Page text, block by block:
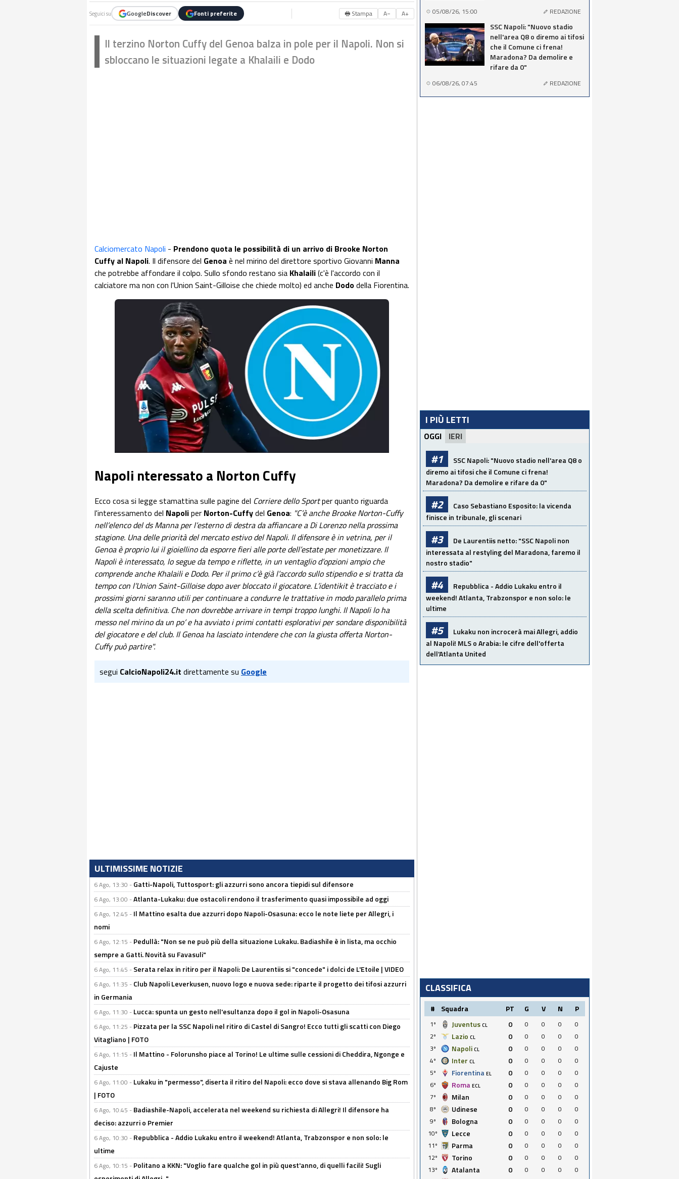
Seguici su GoogleDiscover Fonti preferite 🖶 Stampa A− A+
Il terzino Norton Cuffy del Genoa balza in pole per il Napoli. Non si
sbloccano le situazioni legate a Khalaili e Dodo
Calciomercato Napoli - Prendono quota le possibilità di un arrivo di Brooke Norton
Cuffy al Napoli. Il difensore del Genoa è nel mirino del direttore sportivo Giovanni Manna
che potrebbe affondare il colpo. Sullo sfondo restano sia Khalaili(c'è l'accordo con il
calciatore ma non con l'Union Saint-Gilloise che chiede molto) ed anche Dododella Fiorentina.
Napoli nteressato a Norton Cuffy
Ecco cosa si legge stamattina sulle pagine del Corriere dello Sportper quanto riguarda
l'interessamento del Napoliper Norton-Cuffydel Genoa: "C’è anche Brooke Norton-Cuffy
nell’elenco del ds Manna per l’esterno di destra da affiancare a Di Lorenzo nella prossima
stagione. Una delle priorità del mercato estivo del Napoli. Il difensore è in vetrina, per il
Genoa è proprio lui il gioiellino da esporre fieri alle porte dell’estate per monetizzare. Il
Napoli è interessato, lo segue da tempo e riflette, in un ventaglio d’opzioni ampio che
comprende anche Khalaili e Dodo. Per il primo c’è già l’accordo sullo stipendio e si tratta da
tempo con l’Union Saint-Gilloise dopo aver bloccato il giocatore. L’identikit è tracciato e i
prossimi giorni saranno utili per continuare a condurre le trattative in modo parallelo prima
della scelta definitiva. Che non dovrebbe arrivare in tempi troppo lunghi. Il Napoli lo ha
messo nel mirino da un po’ e ha avviato i primi contatti esplorativi per sondare disponibilità
del giocatore e del club. Il Genoa ha lasciato intendere che con la giusta offerta Norton-
Cuffy può partire".
segui CalcioNapoli24.it direttamente su Google
ULTIMISSIME NOTIZIE
6 Ago, 13:30 - Gatti-Napoli, Tuttosport: gli azzurri sono ancora tiepidi sul difensore
6 Ago, 13:00 -Atlanta-Lukaku: due ostacoli rendono il trasferimento quasi impossibile ad oggi
6 Ago, 12:45 - Il Mattino esalta due azzurri dopo Napoli-Osasuna: ecco le note liete per Allegri, i
nomi
6 Ago, 12:15 - Pedullà: "Non se ne può più della situazione Lukaku. Badiashile è in lista, ma occhio
sempre a Gatti. Novità su Favasuli"
6 Ago, 11:45 - Serata relax in ritiro per il Napoli: De Laurentiis si "concede" i dolci de L'Etoile | VIDEO
6 Ago, 11:35 - Club Napoli Leverkusen, nuovo logo e nuova sede: riparte il progetto dei tifosi azzurri
in Germania
6 Ago, 11:30 - Lucca: spunta un gesto nell'esultanza dopo il gol in Napoli-Osasuna
6 Ago, 11:25 - Pizzata per la SSC Napoli nel ritiro di Castel di Sangro! Ecco tutti gli scatti con Diego
Vitagliano | FOTO
6 Ago, 11:15 - Il Mattino - Folorunsho piace al Torino! Le ultime sulle cessioni di Cheddira, Ngonge e
Cajuste
6 Ago, 11:00 - Lukaku in "permesso", diserta il ritiro del Napoli: ecco dove si stava allenando Big Rom
| FOTO
6 Ago, 10:45 - Badiashile-Napoli, accelerata nel weekend su richiesta di Allegri! Il difensore ha
deciso: azzurri o Premier
6 Ago, 10:30 - Repubblica - Addio Lukaku entro il weekend! Atlanta, Trabzonspor e non solo: le
ultime
6 Ago, 10:15 - Politano a KKN: "Voglio fare qualche gol in più quest'anno, di quelli facili! Sugli
05/08/26, 15:00 REDAZIONE
SSC Napoli: "Nuovo stadio
nell'area Q8 o diremo ai tifosi
che il Comune ci frena!
Maradona? Da demolire e
rifare da 0"
06/08/26, 07:45 REDAZIONE
I PIÙ LETTI
OGGI IERI
#1
SSC Napoli: "Nuovo stadio nell'area Q8 o
diremo ai tifosi che il Comune ci frena!
Maradona? Da demolire e rifare da 0"
#2
Caso Sebastiano Esposito: la vicenda
finisce in tribunale, gli scenari
#3
De Laurentiis netto: "SSC Napoli non
interessata al restyling del Maradona, faremo il
nostro stadio"
#4
Repubblica - Addio Lukaku entro il
weekend! Atlanta, Trabzonspor e non solo: le
ultime
#5
Lukaku non incrocerà mai Allegri, addio
al Napoli! MLS o Arabia: le cifre dell'offerta
dell'Atlanta United
CLASSIFICA
# Squadra PT G V N P
1º Juventus CL 0 0 0 0
0
2º
Lazio CL 0 0 0 0
0
3º
Napoli CL 0 0 0 0
0
4º
Inter CL 0 0 0 0
0
5º
Fiorentina EL 0 0 0 0
0
6º
Roma ECL 0 0 0 0
0
7º
Milan 0 0 0 0
0
8º
Udinese 0 0 0 0
0
9º
Bologna 0 0 0 0
0
10º
Lecce 0 0 0 0
0
11º
Parma 0 0 0 0
0
12º
Torino 0 0 0 0
0
13º
Atalanta 0 0 0 0
0